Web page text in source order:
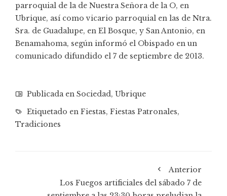
parroquial de la de Nuestra Señora de la O, en
Ubrique, así como vicario parroquial en las de Ntra.
Sra. de Guadalupe, en El Bosque, y San Antonio, en
Benamahoma, según informó el Obispado en un
comunicado difundido el 7 de septiembre de 2013.
Publicada en Sociedad, Ubrique
Etiquetado en Fiestas, Fiestas Patronales,
Tradiciones
Anterior
Los Fuegos artificiales del sábado 7 de